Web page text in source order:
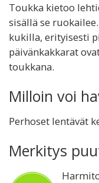
Toukka kietoo
sisällä se
kukilla, erityisesti
päivänkakkarat
toukkana.
Milloin voi
Perhoset lentävät
Merkitys